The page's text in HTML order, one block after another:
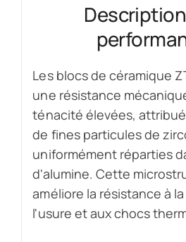
Les blocs de céramique
une résistance
ténacité élevées,
de fines particules de
uniformément réparties
d'alumine. Cette
améliore la résistance à
l'usure et aux chocs